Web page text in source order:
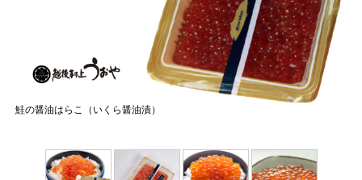
鮭の醤油はらこ（いくら醤油漬）